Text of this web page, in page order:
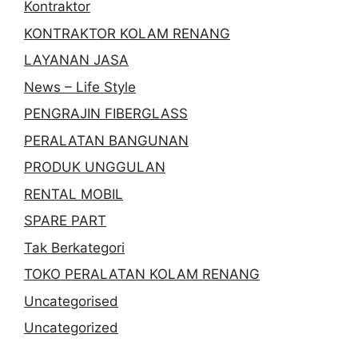
Kontraktor
KONTRAKTOR KOLAM RENANG
LAYANAN JASA
News – Life Style
PENGRAJIN FIBERGLASS
PERALATAN BANGUNAN
PRODUK UNGGULAN
RENTAL MOBIL
SPARE PART
Tak Berkategori
TOKO PERALATAN KOLAM RENANG
Uncategorised
Uncategorized